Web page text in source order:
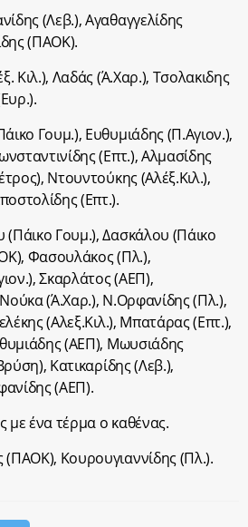
(Λεβ.), Αγαθαγγελίδης
(ΠΑΟΚ).
Κιλ.), Λαδάς (Ά.Χαρ.), Τσολακιδης
Γουμ.), Ευθυμιάδης (Π.Αγιον.),
(Επτ.), Αλμασίδης
Ντουντούκης (Αλέξ.Κιλ.),
(Επτ.).
(Πάικο Γουμ.), Δασκάλου (Πάικο
Φασουλάκος (Πλ.),
Σκαρλάτος (ΑΕΠ),
(Ά.Χαρ.), Ν.Ορφανίδης (Πλ.),
(Αλεξ.Κιλ.), Μπατάρας (Επτ.),
(ΑΕΠ), Μωυσιάδης
Κατικαρίδης (Λεβ.),
(ΑΕΠ).
με ένα τέρμα ο καθένας.
Κουρουγιαννίδης (Πλ.).